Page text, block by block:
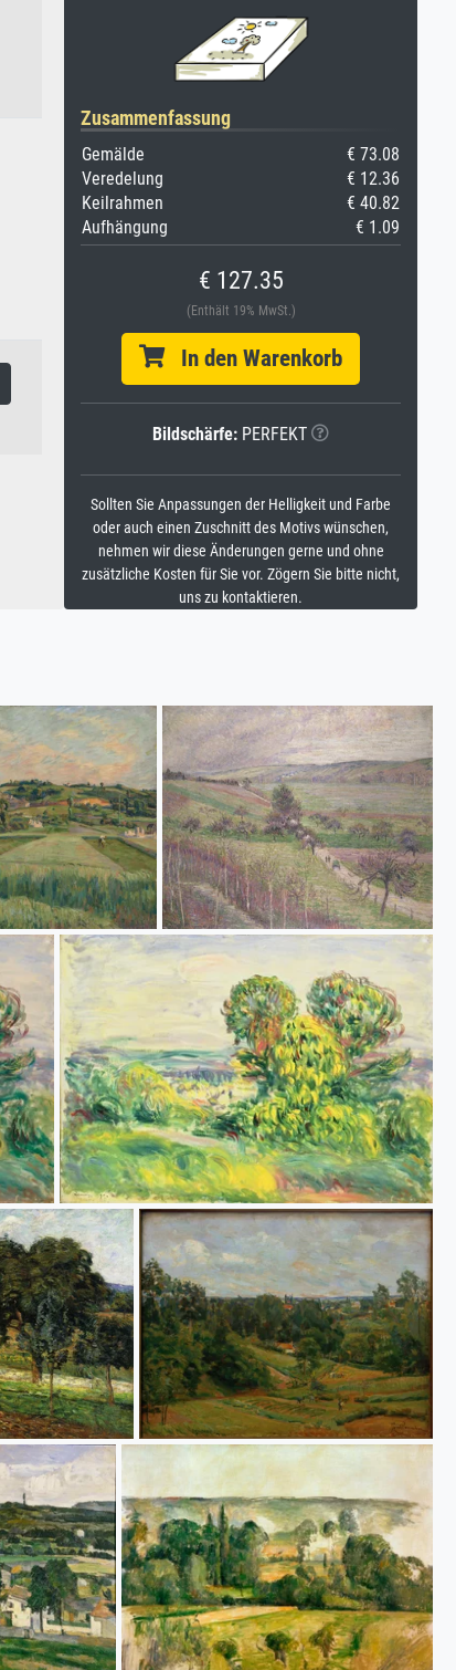
Zusammenfassung
Gemälde
€ 73.08
Veredelung
€ 12.36
Keilrahmen
€ 40.82
Aufhängung
€ 1.09
€ 127.35
(Enthält 19% MwSt.)
In den Warenkorb
Bildschärfe: PERFEKT
Sollten Sie Anpassungen der Helligkeit und Farbe
oder auch einen Zuschnitt des Motivs wünschen,
nehmen wir diese Änderungen gerne und ohne
zusätzliche Kosten für Sie vor. Zögern Sie bitte nicht,
uns zu kontaktieren.